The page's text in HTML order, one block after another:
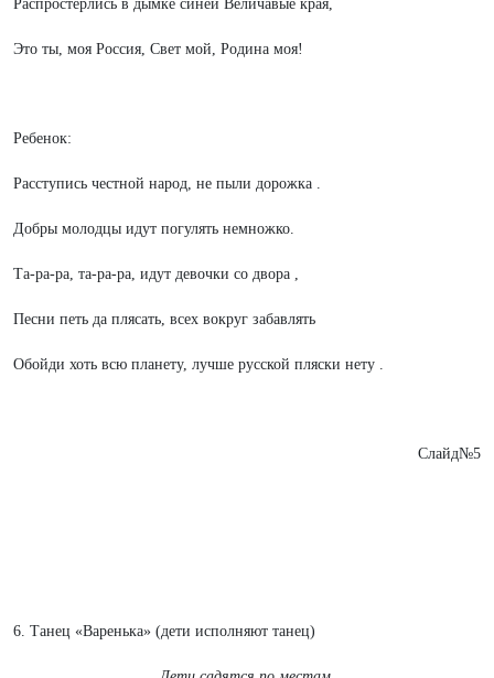
Распростерлись в дымке синей Величавые края,
Это ты, моя Россия, Свет мой, Родина моя!
Ребенок:
Расступись честной народ, не пыли дорожка .
Добры молодцы идут погулять немножко.
Та-ра-ра, та-ра-ра, идут девочки со двора ,
Песни петь да плясать, всех вокруг забавлять
Обойди хоть всю планету, лучше русской пляски нету .
Слайд№5
6. Танец «Варенька» (дети исполняют танец)